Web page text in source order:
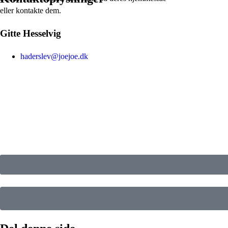
eller kontakte dem.
Gitte Hesselvig
haderslev@joejoe.dk